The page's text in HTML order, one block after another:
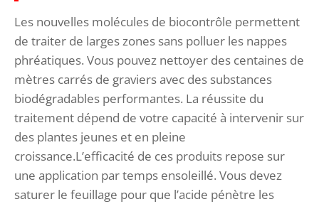
Les nouvelles molécules de biocontrôle permettent
de traiter de larges zones sans polluer les nappes
phréatiques. Vous pouvez nettoyer des centaines de
mètres carrés de graviers avec des substances
biodégradables performantes. La réussite du
traitement dépend de votre capacité à intervenir sur
des plantes jeunes et en pleine
croissance.L’efficacité de ces produits repose sur
une application par temps ensoleillé. Vous devez
saturer le feuillage pour que l’acide pénètre les